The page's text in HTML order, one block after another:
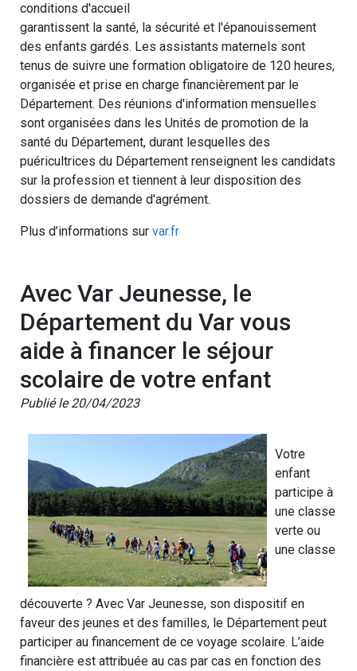
conditions d'accueil
garantissent la santé, la sécurité et l'épanouissement
des enfants gardés. Les assistants maternels sont
tenus de suivre une formation obligatoire de 120 heures,
organisée et prise en charge financièrement par le
Département. Des réunions d'information mensuelles
sont organisées dans les Unités de promotion de la
santé du Département, durant lesquelles des
puéricultrices du Département renseignent les candidats
sur la profession et tiennent à leur disposition des
dossiers de demande d'agrément.
Plus d’informations sur var.fr
Avec Var Jeunesse, le
Département du Var vous
aide à financer le séjour
scolaire de votre enfant
Publié le 20/04/2023
Votre
enfant
participe à
une classe
verte ou
une classe
découverte ? Avec Var Jeunesse, son dispositif en
faveur des jeunes et des familles, le Département peut
participer au financement de ce voyage scolaire. L’aide
financière est attribuée au cas par cas en fonction des